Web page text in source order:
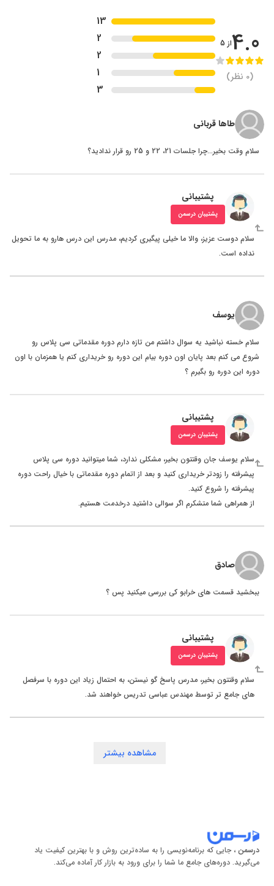
4.0از 5
(
0 نظر)
13
2
2
1
3
طاها قربانی
سلام وقت بخیر...چرا جلسات 21، 22 و 25 رو قرار ندادید؟
پشتیبانی
پشتیبان درسمن
سلام دوست عزیز، والا ما خیلی پیگیری کردیم، مدرس این درس هارو به ما تحویل
نداده است.
یوسف
سلام خسته نباشید یه سوال داشتم من تازه دارم دوره مقدماتی سی پلاس رو
شروع می کنم بعد پایان اون دوره بیام این دوره رو خریداری کنم یا همزمان با اون
دوره این دوره رو بگیرم ؟
پشتیبانی
پشتیبان درسمن
سلام یوسف جان وقتتون بخیر، مشکلی ندارد، شما میتوانید دوره سی پلاس
پیشرفته را زودتر خریداری کنید و بعد از اتمام دوره مقدماتی با خیال راحت دوره
پیشرفته را شروع کنید.
از همراهی شما متشکرم اگر سوالی داشتید درخدمت هستیم.
صادق
ببخشید قسمت های خرابو کی بررسی میکنید پس ؟
پشتیبانی
پشتیبان درسمن
سلام وقتتون بخیر، مدرس پاسخ گو نیستن، به احتمال زیاد این دوره با سرفصل
های جامع تر توسط مهندس عباسی تدریس خواهند شد.
مشاهده بیشتر
درسمن ، جایی که برنامه‌نویسی را به ساده‌ترین روش و با بهترین کیفیت یاد
می‌گیرید. دوره‌های جامع ما شما را برای ورود به بازار کار آماده می‌کند.